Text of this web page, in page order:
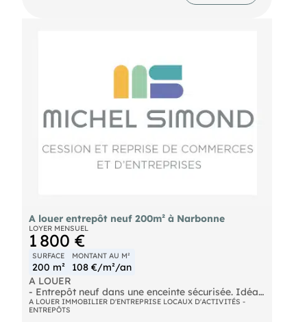
A louer entrepôt neuf 200m² à Narbonne
LOYER MENSUEL
1 800 €
SURFACE
200 m²
MONTANT AU M²
108 €/m²/an
A LOUER
- Entrepôt neuf dans une enceinte sécurisée. Idéal
pour activité de stockage. Accès poids lourds avec
aire de retournement. Porte 3X3 plus accès
A LOUER IMMOBILIER D'ENTREPRISE LOCAUX D'ACTIVITÉS -
ENTREPÔTS